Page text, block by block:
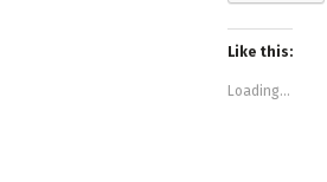
Like this:
Loading...